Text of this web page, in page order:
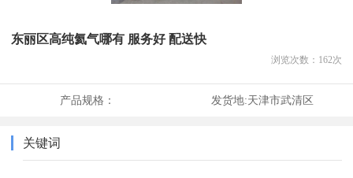
东丽区高纯氦气哪有 服务好 配送快
浏览次数： 162次
产品规格： 发货地:天津市武清区
关键词